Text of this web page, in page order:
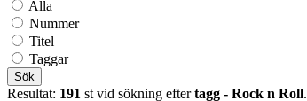
Alla
Nummer
Titel
Taggar
Sök
Resultat: 191 st vid sökning eftertagg - Rock n Roll.